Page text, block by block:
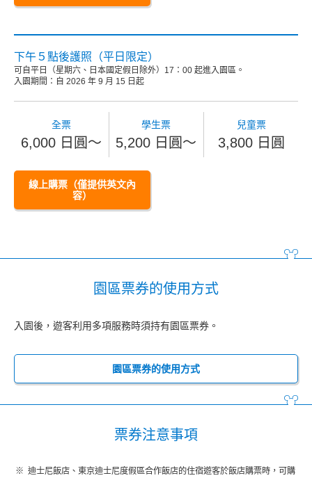
下午５點後護照（平日限定）
可自平日（星期六、日本國定假日除外）17：00 起進入園區。
入園期間：自 2026 年 9 月 15 日起
全票
6,000 日圓～
學生票
5,200 日圓～
兒童票
3,800 日圓
線上購票（僅提供英文內
容）
園區票券的使用方式
入園後，遊客利用多項服務時須持有園區票券。
園區票券的使用方式
票券注意事項
迪士尼飯店、東京迪士尼度假區合作飯店的住宿遊客於飯店購票時，可購